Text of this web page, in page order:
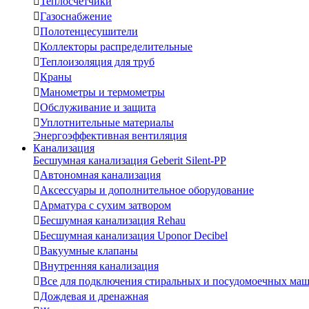
Газоснабжение
Полотенцесушители
Коллекторы распределительные
Теплоизоляция для труб
Краны
Манометры и термометры
Обслуживание и защита
Уплотнительные материалы
Энергоэффективная вентиляция
Канализация
Бесшумная канализация Geberit Silent-PP
Автономная канализация
Аксессуары и дополнительное оборудование
Арматура с сухим затвором
Бесшумная канализация Rehau
Бесшумная канализация Uponor Decibel
Вакуумные клапаны
Внутренняя канализация
Все для подключения стиральных и посудомоечных
Дождевая и дренажная